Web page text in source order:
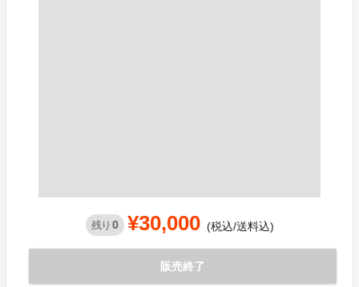
残り 0 ¥30,000 (税込/送料込)
販売終了